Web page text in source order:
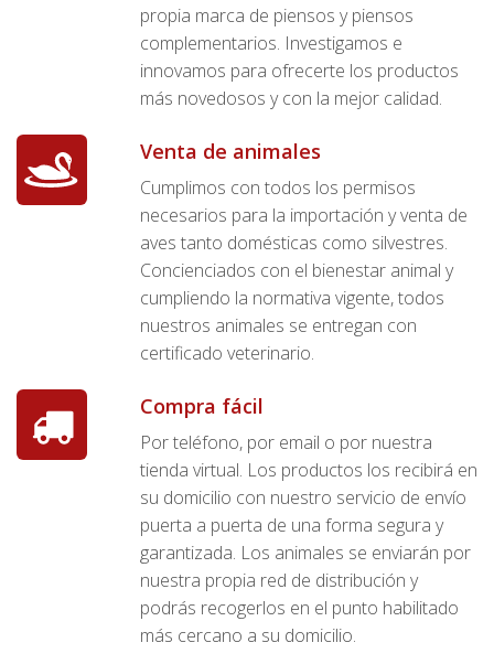
propia marca de piensos y piensos
complementarios. Investigamos e
innovamos para ofrecerte los productos
más novedosos y con la mejor calidad.
Venta de animales
Cumplimos con todos los permisos
necesarios para la importación y venta de
aves tanto domésticas como silvestres.
Concienciados con el bienestar animal y
cumpliendo la normativa vigente, todos
nuestros animales se entregan con
certificado veterinario.
Compra fácil
Por teléfono, por email o por nuestra
tienda virtual. Los productos los recibirá en
su domicilio con nuestro servicio de envío
puerta a puerta de una forma segura y
garantizada. Los animales se enviarán por
nuestra propia red de distribución y
podrás recogerlos en el punto habilitado
más cercano a su domicilio.